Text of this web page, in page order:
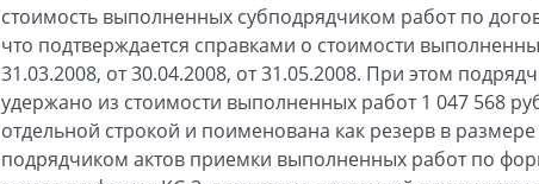
стоимость выполненных субподрядчиком работ по
что подтверждается справками о стоимости
31.03.2008, от 30.04.2008, от 31.05.2008. При этом
удержано из стоимости выполненных работ 1 047 568
отдельной строкой и поименована как резерв в
подрядчиком актов приемки выполненных работ по